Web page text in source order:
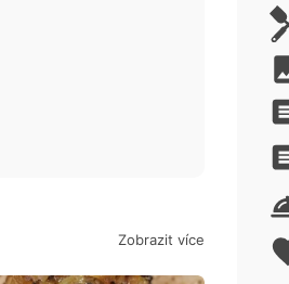
Zobrazit více